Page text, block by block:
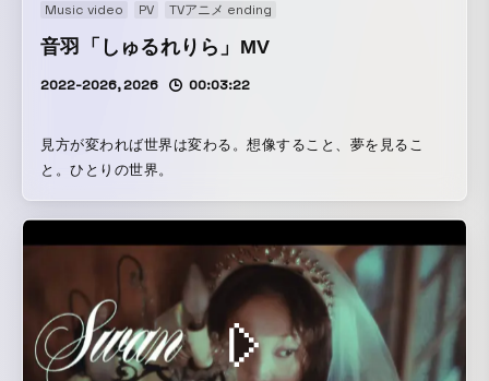
Music video PV TVアニメ ending
音羽「しゅるれりら」MV
2022-2026, 2026 00:03:22
見方が変われば世界は変わる。想像すること、夢を見るこ
と。ひとりの世界。